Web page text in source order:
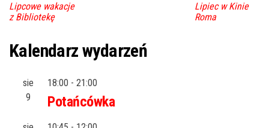
Lipcowe wakacje
z Bibliotekę
Lipiec w Kinie
Roma
Kalendarz wydarzeń
sie
9
18:00 - 21:00
Potańcówka